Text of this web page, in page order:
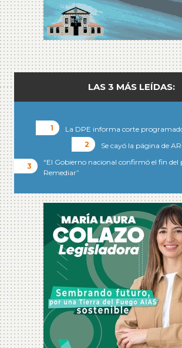
LAS 3 MÁS LEÍDAS:
La DPE informa corte programado
Se cayó la página de
“El Gobierno nacional confirmó el fin
Remediar”